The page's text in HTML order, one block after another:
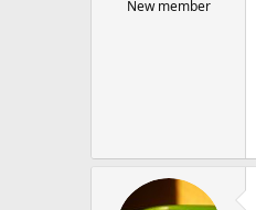
New member